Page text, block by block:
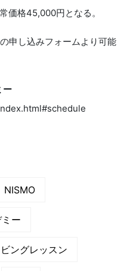
価格45,000円となる。
申し込みフォームより可能
ー
NISMO
ー
ビングレッスン